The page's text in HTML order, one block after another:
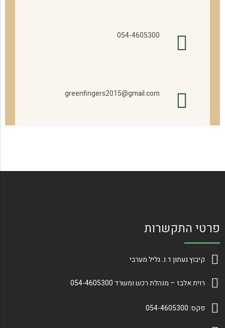
054-4605300
greenfingers2015@gmail.com
פרטי התקשרות
קיבוץ געתון ד.נ. גליל מערבי
רוית אלבז – מנהלת רכש ומשרד 054-4605300
פקס: 054-4605300